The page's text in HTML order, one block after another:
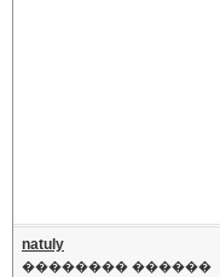
natuly
�������� ������